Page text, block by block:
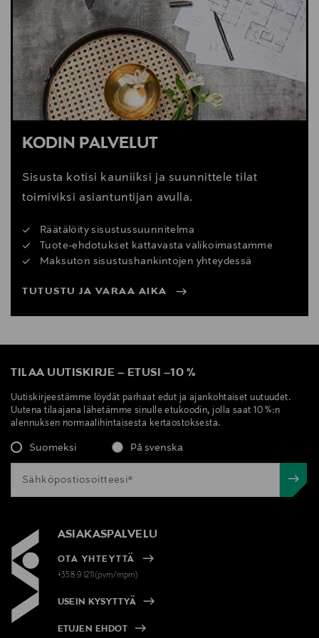
Digitaalinen osoite
https://www.boconcept.com/en-us/customer-
service/
KODIN PALVELUT
Sisusta kotisi kauniiksi ja suunnittele tilat
toimiviksi asiantuntijan avulla.
Räätälöity sisustussuunnitelma
Tuote-ehdotukset kattavasta valikoimastamme
Maksuton sisustushankintojen yhteydessä
TUTUSTU JA VARAA AIKA
TILAA UUTISKIRJE – ETUSI –10 %
Uutiskirjeestämme löydät parhaat edut ja ajankohtaiset uutuudet.
Uutena tilaajana lähetämme sinulle etukoodin, jolla saat 10 %:n
alennuksen normaalihintaisesta kertaostoksesta.
Suomeksi På svenska
ASIAKASPALVELU
OTA YHTEYTTÄ
+358 9 1211(pvm/mpm)
USEIN KYSYTTYÄ
ETUJEN EHDOT